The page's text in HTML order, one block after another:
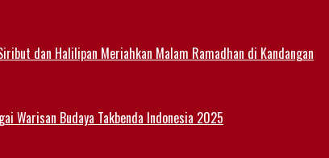
dan Halilipan Meriahkan Malam Ramadhan di Kandangan
Warisan Budaya Takbenda Indonesia 2025